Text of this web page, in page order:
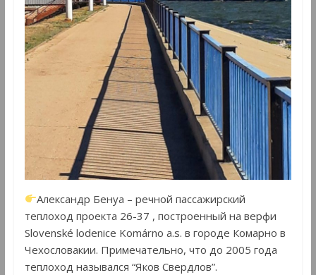
Александр Бенуа – речной пассажирский
теплоход проекта 26-37 , построенный на верфи
Slovenské lodenice Komárno a.s. в городе Комарно в
Чехословакии. Примечательно, что до 2005 года
теплоход назывался “Яков Свердлов”.